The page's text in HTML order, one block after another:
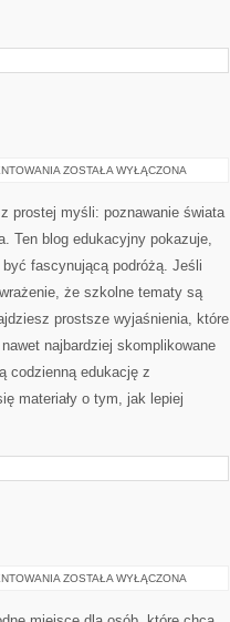
KOSMOS
ZOSTAŁA WYŁĄCZONA
prostej myśli: poznawanie świata
Ten blog edukacyjny pokazuje,
fascynującą podróżą. Jeśli
że szkolne tematy są
prostsze wyjaśnienia, które
najbardziej skomplikowane
codzienną edukację z
materiały o tym, jak lepiej
KULTURA
ZOSTAŁA WYŁĄCZONA